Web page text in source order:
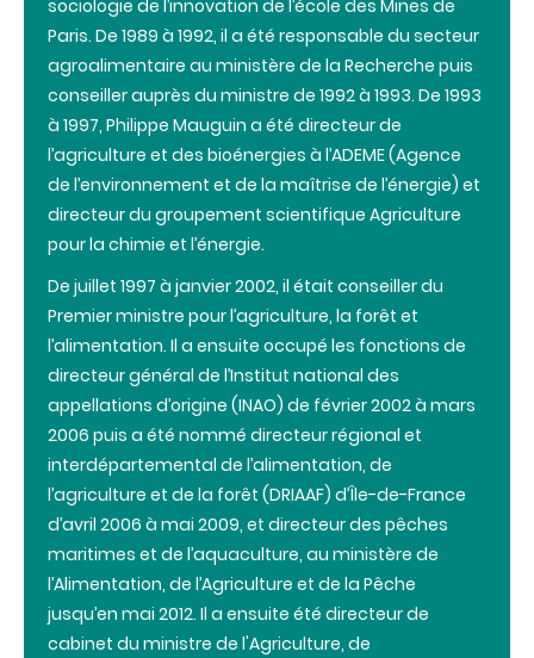
sociologie de l’innovation de l’école des Mines de
Paris. De 1989 à 1992, il a été responsable du secteur
agroalimentaire au ministère de la Recherche puis
conseiller auprès du ministre de 1992 à 1993. De 1993
à 1997, Philippe Mauguin a été directeur de
l’agriculture et des bioénergies à l’ADEME (Agence
de l’environnement et de la maîtrise de l’énergie) et
directeur du groupement scientifique Agriculture
pour la chimie et l’énergie.
De juillet 1997 à janvier 2002, il était conseiller du
Premier ministre pour l’agriculture, la forêt et
l’alimentation. Il a ensuite occupé les fonctions de
directeur général de l’Institut national des
appellations d’origine (INAO) de février 2002 à mars
2006 puis a été nommé directeur régional et
interdépartemental de l’alimentation, de
l’agriculture et de la forêt (DRIAAF) d’Île-de-France
d’avril 2006 à mai 2009, et directeur des pêches
maritimes et de l’aquaculture, au ministère de
l’Alimentation, de l’Agriculture et de la Pêche
jusqu’en mai 2012. Il a ensuite été directeur de
cabinet du ministre de l'Agriculture, de